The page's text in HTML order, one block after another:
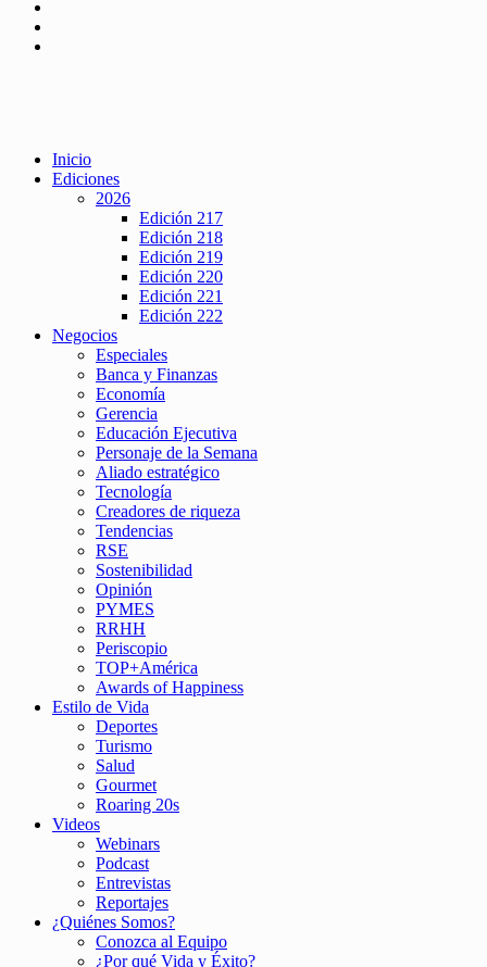
Inicio
Ediciones
2026
Edición 217
Edición 218
Edición 219
Edición 220
Edición 221
Edición 222
Negocios
Especiales
Banca y Finanzas
Economía
Gerencia
Educación Ejecutiva
Personaje de la Semana
Aliado estratégico
Tecnología
Creadores de riqueza
Tendencias
RSE
Sostenibilidad
Opinión
PYMES
RRHH
Periscopio
TOP+América
Awards of Happiness
Estilo de Vida
Deportes
Turismo
Salud
Gourmet
Roaring 20s
Videos
Webinars
Podcast
Entrevistas
Reportajes
¿Quiénes Somos?
Conozca al Equipo
¿Por qué Vida y Éxito?